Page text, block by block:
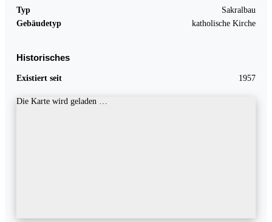
Typ
Sakralbau
Gebäudetyp
katholische Kirche
Historisches
Existiert seit 1957
Die Karte wird geladen …